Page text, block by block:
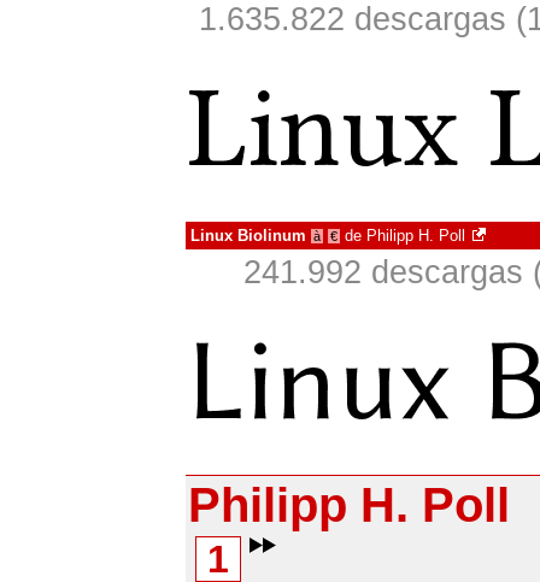
1.635.822 descargas
Linux Biolinum à € de Philipp H. Poll
241.992 descargas
Philipp H. Poll
1